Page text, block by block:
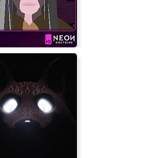
of the Forgotten